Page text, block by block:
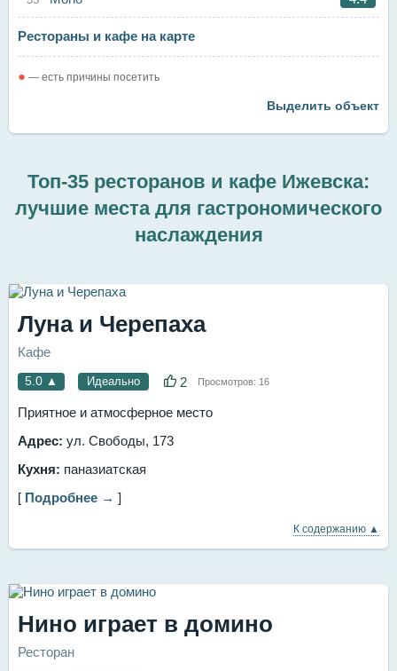
Рестораны и кафе на карте
● — есть причины посетить
Выделить объект
Топ-35 ресторанов и кафе Ижевска:
лучшие места для гастрономического
наслаждения
Луна и Черепаха
Кафе
5.0 ▲ Идеально 2 Просмотров: 16
Приятное и атмосферное место
Адрес: ул. Свободы, 173
Кухня: паназиатская
[ Подробнее → ]
К содержанию ▲
Нино играет в домино
Ресторан